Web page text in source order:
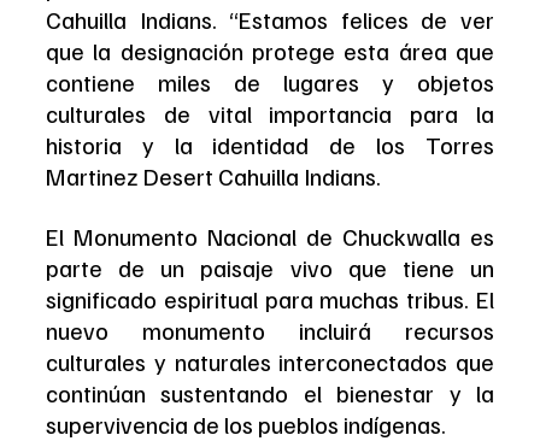
Cahuilla Indians. “Estamos felices de ver
que la designación protege esta área que
contiene miles de lugares y objetos
culturales de vital importancia para la
historia y la identidad de los Torres
Martinez Desert Cahuilla Indians.
El Monumento Nacional de Chuckwalla es
parte de un paisaje vivo que tiene un
significado espiritual para muchas tribus. El
nuevo monumento incluirá recursos
culturales y naturales interconectados que
continúan sustentando el bienestar y la
supervivencia de los pueblos indígenas.